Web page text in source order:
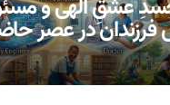
عشقِ الهی و
در عصر